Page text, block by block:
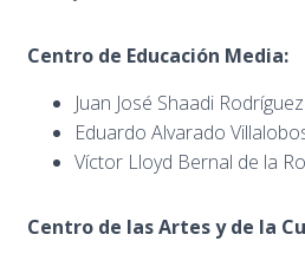
Centro de Educación Media:
Juan José Shaadi Rodríguez
Eduardo Alvarado
Víctor Lloyd Bernal de la
Centro de las Artes y de la